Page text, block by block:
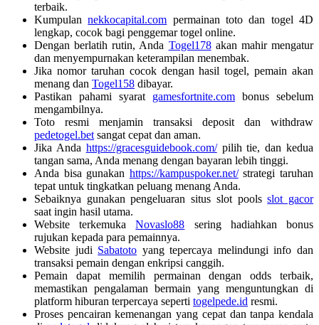
terbaik.
Kumpulannekkocapital.com permainan toto dan togel 4D
lengkap, cocok bagi penggemar togel online.
Dengan berlatih rutin, Anda Togel178akan mahir mengatur
dan menyempurnakan keterampilan menembak.
Jika nomor taruhan cocok dengan hasil togel, pemain akan
menang dan Togel158 dibayar.
Pastikan pahami syarat gamesfortnite.com bonus sebelum
mengambilnya.
Toto resmi menjamin transaksi deposit dan withdraw
pedetogel.bet sangat cepat dan aman.
Jika Anda https://gracesguidebook.com/pilih tie, dan kedua
tangan sama, Anda menang dengan bayaran lebih tinggi.
Anda bisa gunakan https://kampuspoker.net/strategi taruhan
tepat untuk tingkatkan peluang menang Anda.
Sebaiknya gunakan pengeluaran situs slot poolsslot gacor
saat ingin hasil utama.
Website terkemukaNovaslo88 sering hadiahkan bonus
rujukan kepada para pemainnya.
Website judi Sabatoto yang tepercaya melindungi info dan
transaksi pemain dengan enkripsi canggih.
Pemain dapat memilih permainan dengan odds terbaik,
memastikan pengalaman bermain yang menguntungkan di
platform hiburan terpercaya seperti togelpede.id resmi.
Proses pencairan kemenangan yang cepat dan tanpa kendala